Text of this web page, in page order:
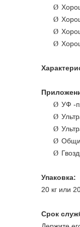
Ø
Ø
Ø
Ø
Ø УФ -
Ø
Ø
Ø
Ø
Упаковка:
20 кг или
Срок